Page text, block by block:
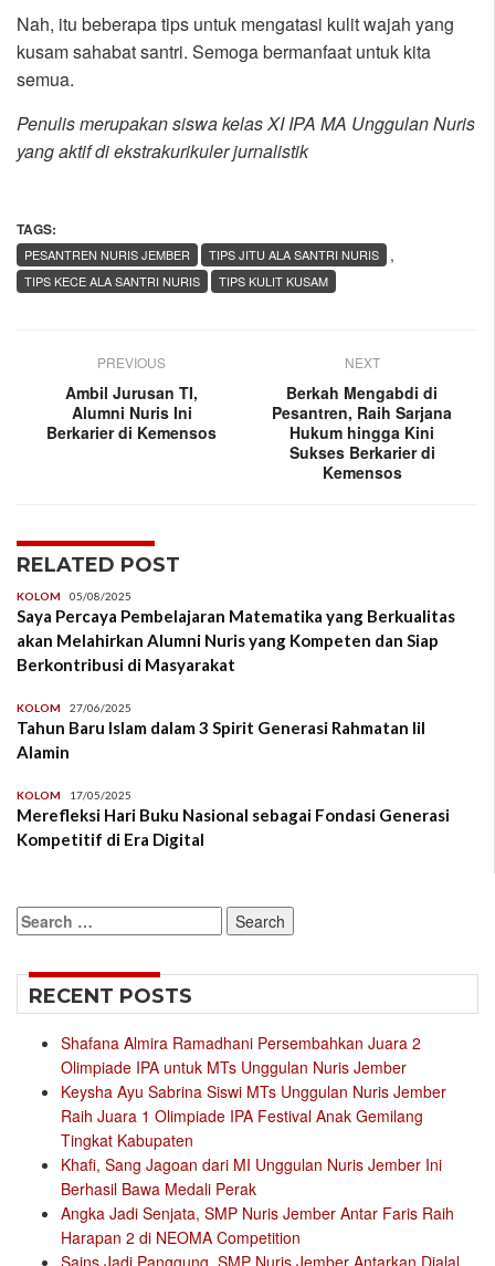
Nah, itu beberapa tips untuk mengatasi kulit wajah yang
kusam sahabat santri. Semoga bermanfaat untuk kita
semua.
Penulis merupakan siswa kelas XI IPA MA Unggulan Nuris
yang aktif di ekstrakurikuler jurnalistik
TAGS:
,
PESANTREN NURIS JEMBER
TIPS JITU ALA SANTRI NURIS
TIPS KECE ALA SANTRI NURIS
TIPS KULIT KUSAM
PREVIOUS
Ambil Jurusan TI,
Alumni Nuris Ini
Berkarier di Kemensos
NEXT
Berkah Mengabdi di
Pesantren, Raih Sarjana
Hukum hingga Kini
Sukses Berkarier di
Kemensos
RELATED POST
KOLOM 05/08/2025
Saya Percaya Pembelajaran Matematika yang Berkualitas
akan Melahirkan Alumni Nuris yang Kompeten dan Siap
Berkontribusi di Masyarakat
KOLOM 27/06/2025
Tahun Baru Islam dalam 3 Spirit Generasi Rahmatan lil
Alamin
KOLOM 17/05/2025
Merefleksi Hari Buku Nasional sebagai Fondasi Generasi
Kompetitif di Era Digital
Search
for:
RECENT POSTS
Shafana Almira Ramadhani Persembahkan Juara 2
Olimpiade IPA untuk MTs Unggulan Nuris Jember
Keysha Ayu Sabrina Siswi MTs Unggulan Nuris Jember
Raih Juara 1 Olimpiade IPA Festival Anak Gemilang
Tingkat Kabupaten
Khafi, Sang Jagoan dari MI Unggulan Nuris Jember Ini
Berhasil Bawa Medali Perak
Angka Jadi Senjata, SMP Nuris Jember Antar Faris Raih
Harapan 2 di NEOMA Competition